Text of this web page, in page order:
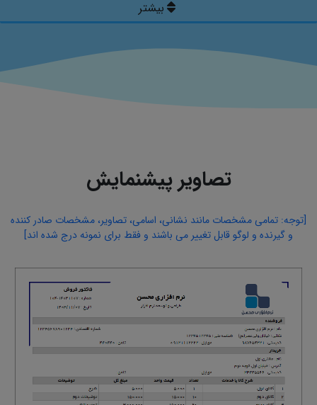
تصاویر پیشنمایش
[توجه: تمامی مشخصات مانند نشانی، اسامی، تصاویر، مشخصات صادر کننده
و گیرنده و لوگو قابل تغییر می باشند و فقط برای نمونه درج شده اند]